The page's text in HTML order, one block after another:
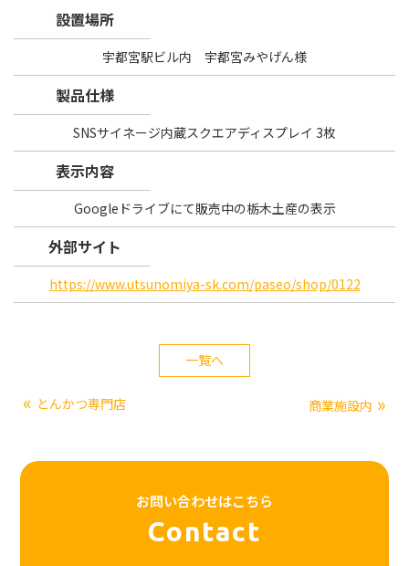
設置場所
宇都宮駅ビル内 宇都宮みやげん様
製品仕様
SNSサイネージ内蔵スクエアディスプレイ 3枚
表示内容
Googleドライブにて販売中の栃木土産の表示
外部サイト
https://www.utsunomiya-sk.com/paseo/shop/0122
« とんかつ専門店
一覧へ
商業施設内 »
お問い合わせはこちら
Contact